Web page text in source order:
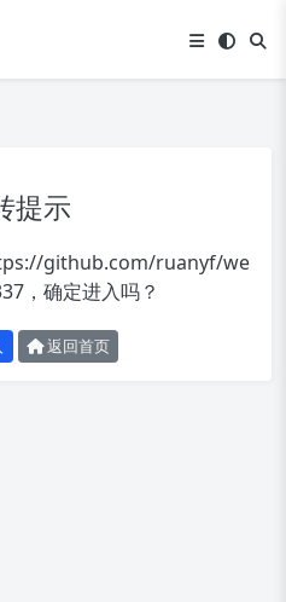
提示
github.com/ruanyf/we
，确定进入吗？
返回首页